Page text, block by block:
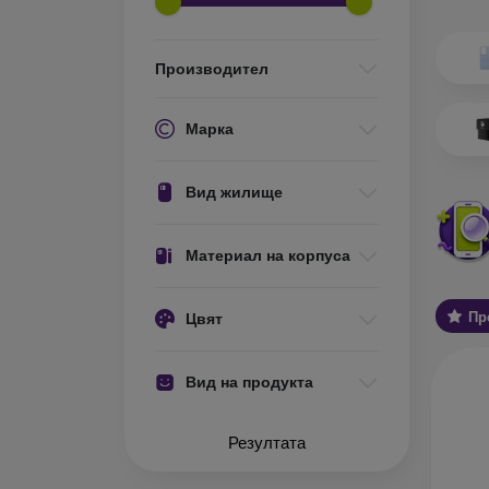
Производител
Марка
Вид жилище
Материал на корпуса
Цвят
Вид на продукта
Резултата